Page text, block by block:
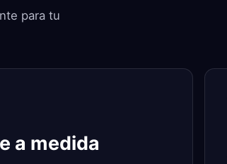
para tu
a medida